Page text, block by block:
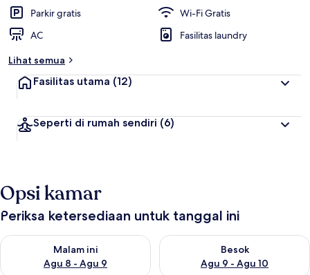
Parkir gratis
Wi-Fi Gratis
AC
Fasilitas laundry
Lihat semua
Fasilitas utama (12)
Seperti di rumah sendiri (6)
Opsi kamar
Periksa ketersediaan untuk tanggal ini
Malam ini
Agu 8 - Agu 9
Periksa ketersediaan untuk malam ini Agu 8 - Agu 9
Besok
Agu 9 - Agu 10
Periksa ketersediaan untuk